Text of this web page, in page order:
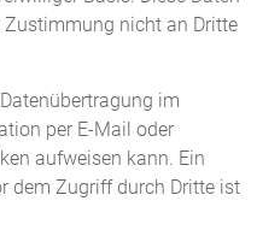
Zustimmung nicht an Dritte
im
per E-Mail oder
aufweisen kann. Ein
dem Zugriff durch Dritte ist